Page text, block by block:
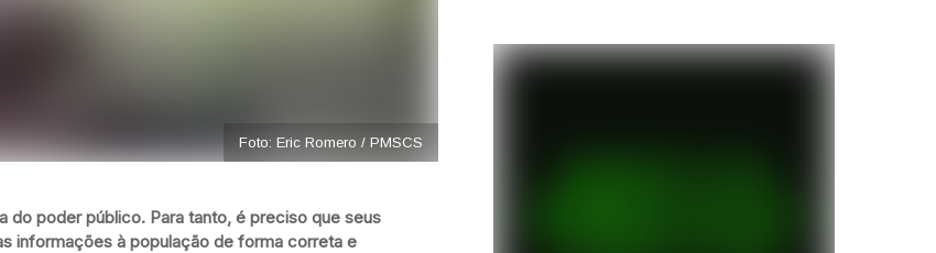
Foto: Eric Romero / PMSCS
do poder público. Para tanto, é preciso que seus
informações à população de forma correta e